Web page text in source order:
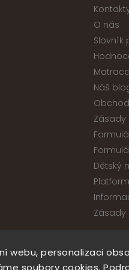
webu, personalizaci
soubory cookies.
O nás
Slovník
Náš
Dětský